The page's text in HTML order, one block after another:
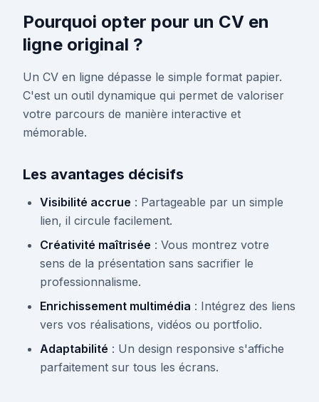
Pourquoi opter pour un CV en
ligne original ?
Un CV en ligne dépasse le simple format papier.
C'est un outil dynamique qui permet de valoriser
votre parcours de manière interactive et
mémorable.
Les avantages décisifs
Visibilité accrue : Partageable par un simple
lien, il circule facilement.
Créativité maîtrisée : Vous montrez votre
sens de la présentation sans sacrifier le
professionnalisme.
Enrichissement multimédia : Intégrez des liens
vers vos réalisations, vidéos ou portfolio.
Adaptabilité : Un design responsive s'affiche
parfaitement sur tous les écrans.